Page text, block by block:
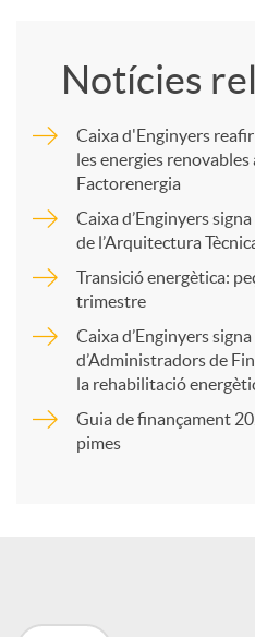
r
Notícies
Caixa d'Enginyers
les energies
Factorenergia
Caixa d’Enginyers
de l’Arquitectura
Transició energètica:
trimestre
Caixa d’Enginyers
d’Administradors de
la rehabilitació
Guia de finançament
pimes